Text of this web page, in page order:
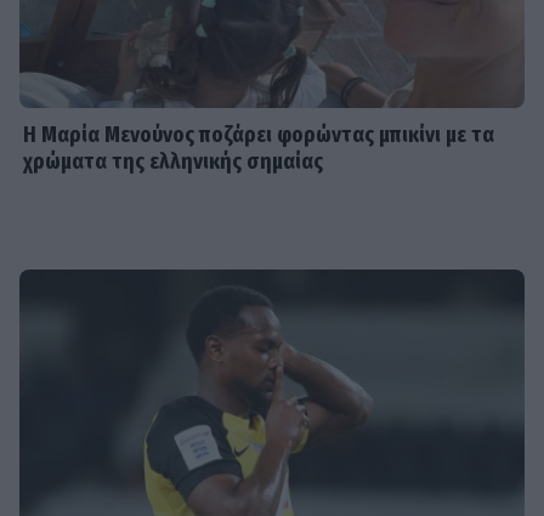
Η Μαρία Μενούνος ποζάρει φορώντας μπικίνι με τα
χρώματα της ελληνικής σημαίας